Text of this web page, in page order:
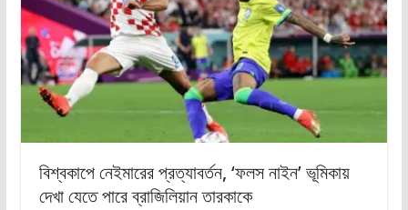
বিশ্বকাপে নেইমারের প্রত্যাবর্তন, ‘ফলস নাইন’ ভূমিকায়
দেখা যেতে পারে ব্রাজিলিয়ান তারকাকে